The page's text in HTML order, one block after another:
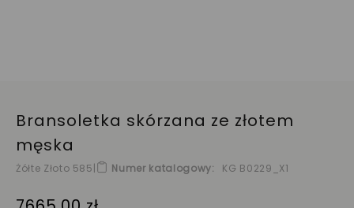
Bransoletka skórzana ze złotem
męska
Żółte Złoto 585| Numer katalogowy KG B0229_X1